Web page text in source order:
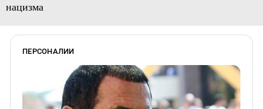
нацизма
ПЕРСОНАЛИИ